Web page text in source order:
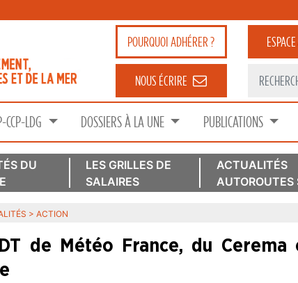
POURQUOIADHÉRER ? ESPACE
NOUS ÉCRIRE
CCP-LDG DOSSIERS À LA UNE PUBLICATIONS
DU
LES GRILLES DE
SALAIRES
ACTUALITÉS
AUTOROUTES
> ACTION
de Météo France, du